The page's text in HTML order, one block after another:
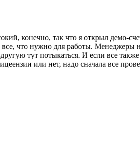
конечно, так что я открыл демо-
что нужно для работы. Менеджеры
тут потыкаться. И если все
или нет, надо сначала все